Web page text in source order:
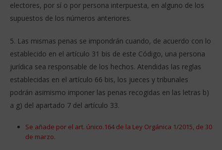
electores, por sí o por persona interpuesta, en alguno de los
supuestos de los números anteriores.
5. Las mismas penas se impondrán cuando, de acuerdo con lo
establecido en el artículo 31 bis de este Código, una persona
jurídica sea responsable de los hechos. Atendidas las reglas
establecidas en el artículo 66 bis, los jueces y tribunales
podrán asimismo imponer las penas recogidas en las letras b)
a g) del apartado 7 del artículo 33.
Se añade por el art. único.164 de la Ley Orgánica 1/2015, de 30
de marzo.